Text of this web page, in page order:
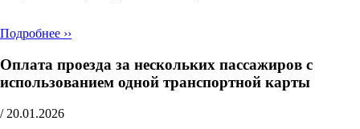
Подробнее ››
Оплата проезда за нескольких пассажиров с
использованием одной транспортной карты
/ 20.01.2026